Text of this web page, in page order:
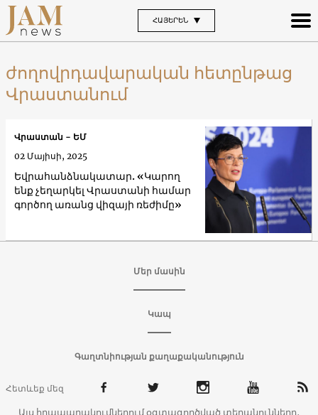
ՀԱՅԵՐԵՆ
ժողովրդավարական հետընթաց
Վրաստանում
Եվրահանձնակատար. «Կարող
ենք չեղարկել Վրաստանի համար
գործող առանց վիզայի ռեժիմը»
Վրաստան - ԵՄ
02 Մայիսի, 2025
Մեր մասին
Կապ
Գաղտնիության քաղաքականություն
Հետևեք մեզ
Այս հրապարակումներում օգտագործված տեղանունները,